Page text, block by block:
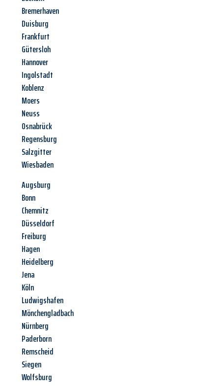
Bremerhaven
Duisburg
Frankfurt
Gütersloh
Hannover
Ingolstadt
Koblenz
Moers
Neuss
Osnabrück
Regensburg
Salzgitter
Wiesbaden
Augsburg
Bonn
Chemnitz
Düsseldorf
Freiburg
Hagen
Heidelberg
Jena
Köln
Ludwigshafen
Mönchengladbach
Nürnberg
Paderborn
Remscheid
Siegen
Wolfsburg